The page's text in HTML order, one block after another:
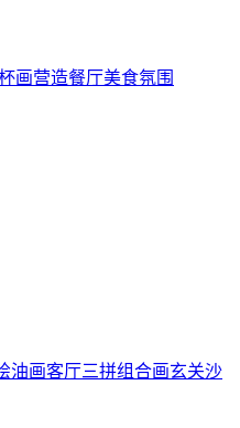
画营造餐厅美食氛围
油画客厅三拼组合画玄关沙